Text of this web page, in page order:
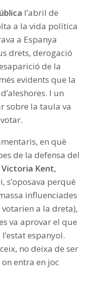
l’abril de
a la vida política
a Espanya
drets, derogació
de la
evidents que la
I un
sobre la taula va
en què
de la defensa del
Victoria Kent,
s’oposava perquè
influenciades
votarien a la dreta),
va aprovar el que
espanyol.
no deixa de ser
entra en joc